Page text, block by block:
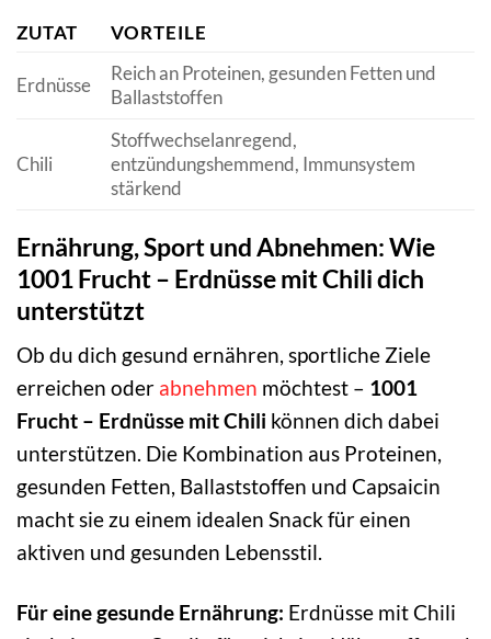
ZUTAT VORTEILE
Erdnüsse
Reich an Proteinen, gesunden Fetten und
Ballaststoffen
Chili
Stoffwechselanregend,
entzündungshemmend, Immunsystem
stärkend
Ernährung, Sport und Abnehmen: Wie
1001 Frucht – Erdnüsse mit Chili dich
unterstützt
Ob du dich gesund ernähren, sportliche Ziele
erreichen oder abnehmen möchtest – 1001
Frucht – Erdnüsse mit Chili können dich dabei
unterstützen. Die Kombination aus Proteinen,
gesunden Fetten, Ballaststoffen und Capsaicin
macht sie zu einem idealen Snack für einen
aktiven und gesunden Lebensstil.
Für eine gesunde Ernährung: Erdnüsse mit Chili